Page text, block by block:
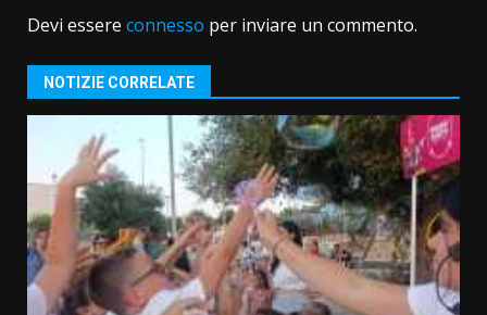
Devi essere connesso per inviare un commento.
NOTIZIE CORRELATE